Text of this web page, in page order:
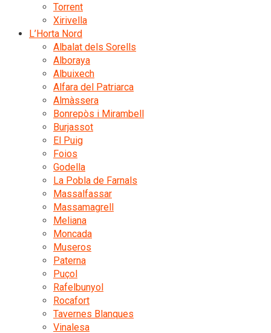
Torrent
Xirivella
L’Horta Nord
Albalat dels Sorells
Alboraya
Albuixech
Alfara del Patriarca
Almàssera
Bonrepòs i Mirambell
Burjassot
El Puig
Foios
Godella
La Pobla de Farnals
Massalfassar
Massamagrell
Meliana
Moncada
Museros
Paterna
Puçol
Rafelbunyol
Rocafort
Tavernes Blanques
Vinalesa